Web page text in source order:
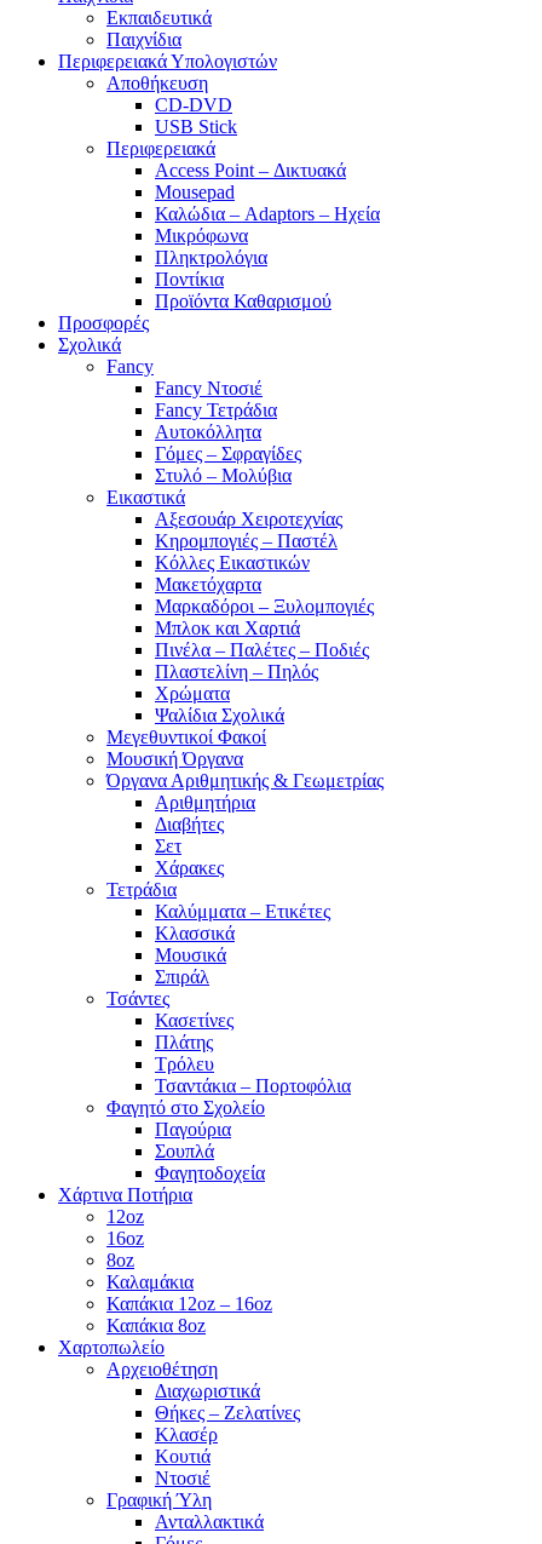
Εκπαιδευτικά
Παιχνίδια
Περιφερειακά Υπολογιστών
Αποθήκευση
CD-DVD
USB Stick
Περιφερειακά
Access Point – Δικτυακά
Mousepad
Καλώδια – Adaptors – Ηχεία
Μικρόφωνα
Πληκτρολόγια
Ποντίκια
Προϊόντα Καθαρισμού
Προσφορές
Σχολικά
Fancy
Fancy Ντοσιέ
Fancy Τετράδια
Αυτοκόλλητα
Γόμες – Σφραγίδες
Στυλό – Μολύβια
Εικαστικά
Αξεσουάρ Χειροτεχνίας
Κηρομπογιές – Παστέλ
Κόλλες Εικαστικών
Μακετόχαρτα
Μαρκαδόροι – Ξυλομπογιές
Μπλοκ και Χαρτιά
Πινέλα – Παλέτες – Ποδιές
Πλαστελίνη – Πηλός
Χρώματα
Ψαλίδια Σχολικά
Μεγεθυντικοί Φακοί
Μουσική Όργανα
Όργανα Αριθμητικής & Γεωμετρίας
Αριθμητήρια
Διαβήτες
Σετ
Χάρακες
Τετράδια
Καλύμματα – Ετικέτες
Κλασσικά
Μουσικά
Σπιράλ
Τσάντες
Κασετίνες
Πλάτης
Τρόλευ
Τσαντάκια – Πορτοφόλια
Φαγητό στο Σχολείο
Παγούρια
Σουπλά
Φαγητοδοχεία
Χάρτινα Ποτήρια
12oz
16oz
8oz
Καλαμάκια
Καπάκια 12oz – 16oz
Καπάκια 8oz
Χαρτοπωλείο
Αρχειοθέτηση
Διαχωριστικά
Θήκες – Ζελατίνες
Κλασέρ
Κουτιά
Ντοσιέ
Γραφική Ύλη
Ανταλλακτικά